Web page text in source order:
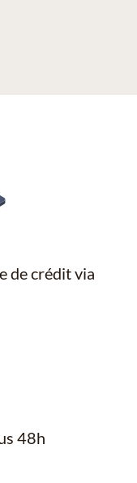
de crédit via
48h